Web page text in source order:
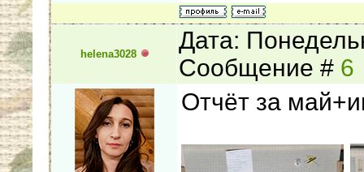
helena3028
Дата:
Сообщение # 6
Отчёт за